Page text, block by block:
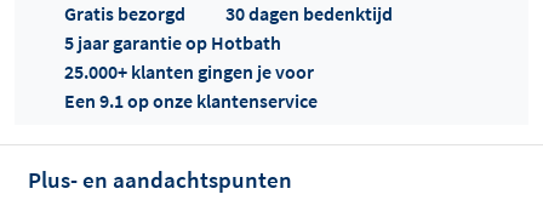
Offertes
Gratis bezorgd
30 dagen bedenktijd
5 jaar garantie op Hotbath
25.000+ klanten gingen je voor
Een 9.1 op onze klantenservice
Plus- en aandachtspunten